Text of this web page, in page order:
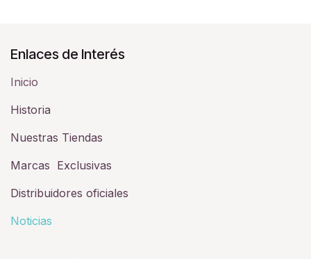
Enlaces de Interés
Inicio
Historia​
Nuestras Tiendas
Marcas Exclusivas
Distribuidores oficiales
Noticias